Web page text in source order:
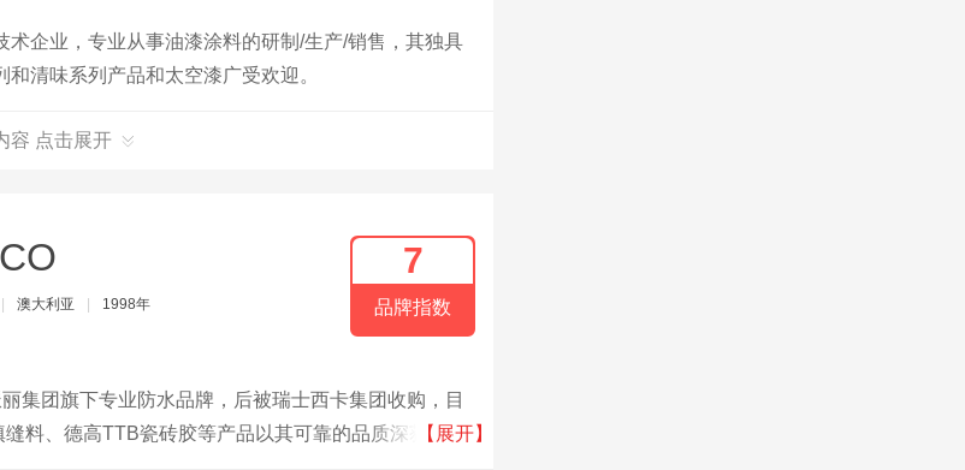
术企业，专业从事油漆涂料的研制/生产/销售，其独具
清味系列产品和太空漆广受欢迎。
容 点击展开
澳大利亚 1998年
7
品牌指数
集团旗下专业防水品牌，后被瑞士西卡集团收购，目
料、德高TTB瓷砖胶等产品以其可靠的品质深获广大
【展开】